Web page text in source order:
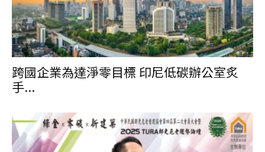
跨國企業為達淨零目標 印尼低碳辦公室炙
手...